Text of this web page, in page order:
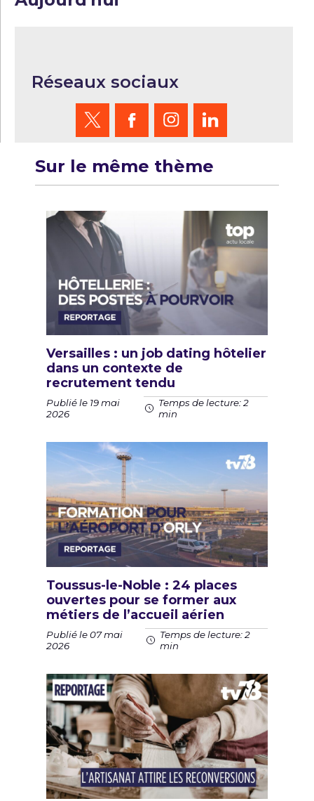
Réseaux sociaux
Sur le même thème
Versailles : un job dating hôtelier
dans un contexte de
recrutement tendu
Publié le 19 mai
2026
Temps de lecture: 2
min
Toussus-le-Noble : 24 places
ouvertes pour se former aux
métiers de l’accueil aérien
Publié le 07 mai
2026
Temps de lecture: 2
min